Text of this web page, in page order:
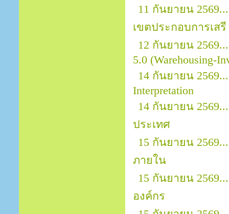
11 กันยายน
เขตประกอบการเสรี
12 กันยายน
5.0 (Warehousing-
14 กันยายน
Interpretation
14 กันยายน
ประเทศ
15 กันยายน
ภายใน
15 กันยายน
องค์กร